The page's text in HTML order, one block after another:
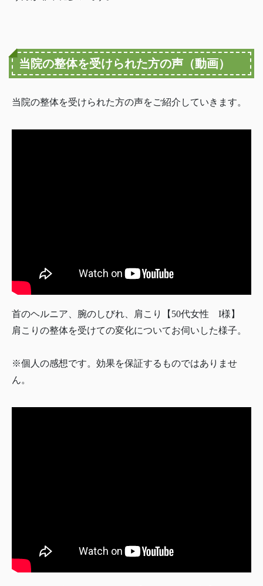
当院の整体を受けられた方の声（動画）
当院の整体を受けられた方の声をご紹介していきます。
首のヘルニア、腕のしびれ、肩こり【50代女性 I様】
肩こりの整体を受けての変化についてお伺いした様子。
※個人の感想です。効果を保証するものではありませ
ん。